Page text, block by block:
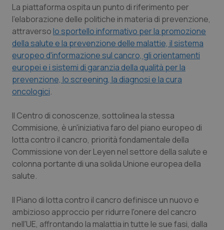
Sangue & coagulazione
Tiroide
Tumore al seno
Tumore ovarico
Tumori del Polmone & Testa Collo
Tumori gastrointestinali
Ulcera & Reflusso
Vaccini
La piattaforma ospita un punto di riferimento per
l'elaborazione delle politiche in materia di prevenzione,
attraversolo sportello informativo per la promozione
della salute e la prevenzione delle malattie, il sistema
europeo d'informazione sul cancro, gli orientamenti
europei e i sistemi di garanzia della qualità per la
prevenzione, lo screening, la diagnosi e la cura
oncologici.
Il Centro di conoscenze, sottolinea la stessa
Commisione, è un'iniziativa faro del piano europeo di
lotta contro il cancro, priorità fondamentale della
Commissione von der Leyen nel settore della salute e
colonna portante di una solida Unione europea della
salute.
Il Piano di lotta contro il cancro definisce un nuovo e
ambizioso approccio per ridurre l'onere del cancro
nell'UE, affrontando la malattia in tutte le sue fasi, dalla